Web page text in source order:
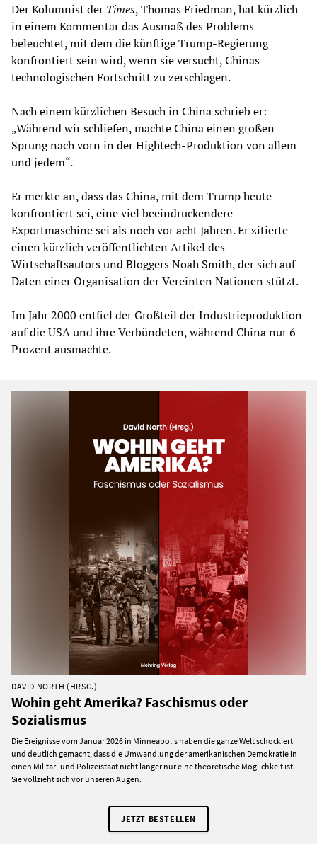
Der Kolumnist der Times, Thomas Friedman, hat kürzlich
in einem Kommentar das Ausmaß des Problems
beleuchtet, mit dem die künftige Trump-Regierung
konfrontiert sein wird, wenn sie versucht, Chinas
technologischen Fortschritt zu zerschlagen.
Nach einem kürzlichen Besuch in China schrieb er:
„Während wir schliefen, machte China einen großen
Sprung nach vorn in der Hightech-Produktion von allem
und jedem“.
Er merkte an, dass das China, mit dem Trump heute
konfrontiert sei, eine viel beeindruckendere
Exportmaschine sei als noch vor acht Jahren. Er zitierte
einen kürzlich veröffentlichten Artikel des
Wirtschaftsautors und Bloggers Noah Smith, der sich auf
Daten einer Organisation der Vereinten Nationen stützt.
Im Jahr 2000 entfiel der Großteil der Industrieproduktion
auf die USA und ihre Verbündeten, während China nur 6
Prozent ausmachte.
DAVID NORTH (HRSG.)
Wohin geht Amerika? Faschismus oder
Sozialismus
Die Ereignisse vom Januar 2026 in Minneapolis haben die ganze Welt schockiert
und deutlich gemacht, dass die Umwandlung der amerikanischen Demokratie in
einen Militär- und Polizeistaat nicht länger nur eine theoretische Möglichkeit ist.
Sie vollzieht sich vor unseren Augen.
JETZT BESTELLEN